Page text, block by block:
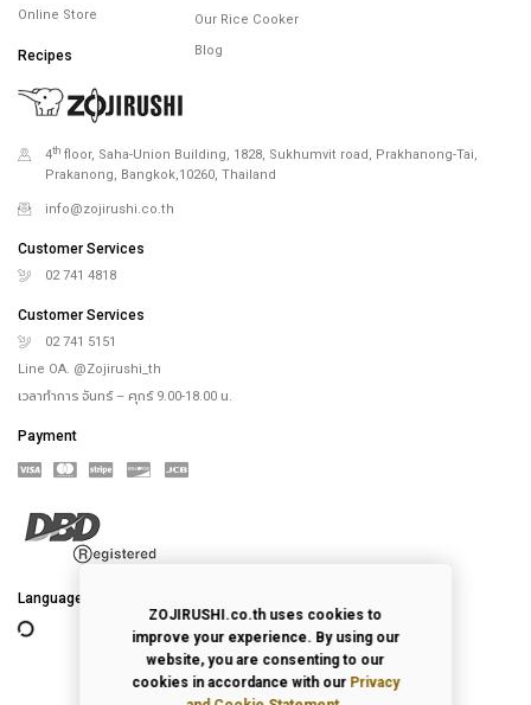
Online Store
Recipes
Our Rice Cooker
Blog
4th floor, Saha-Union Building, 1828, Sukhumvit road, Prakhanong-Tai,
Prakanong, Bangkok,10260, Thailand
info@zojirushi.co.th
Customer Services
02 741 4818
Customer Services
02 741 5151
Line OA. @Zojirushi_th
เวลาทำการ จันทร์ – ศุกร์ 9.00-18.00 น.
Payment
Language
ZOJIRUSHI.co.th uses cookies to
improve your experience. By using our
website, you are consenting to our
cookies in accordance with our Privacy